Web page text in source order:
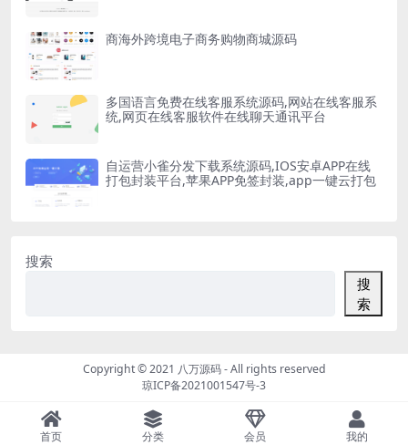
商海外跨境电子商务购物商城源码
多国语言免费在线客服系统源码,网站在线客服系
统,网页在线客服软件在线聊天通讯平台
自运营小雀分发下载系统源码,IOS安卓APP在线
打包封装平台,苹果APP免签封装,app一键云打包
搜索
搜
索
Copyright © 2021 八万源码- All rights reserved
琼ICP备2021001547号-3
首页 分类 会员 我的